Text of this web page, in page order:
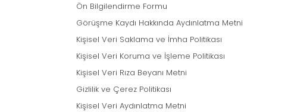
Ön Bilgilendirme Formu
Görüşme Kaydı Hakkında Aydınlatma Metni
Kişisel Veri Saklama ve İmha Politikası
Kişisel Veri Koruma ve İşleme Politikası
Kişisel Veri Rıza Beyanı Metni
Gizlilik ve Çerez Politikası
Kişisel Veri Aydınlatma Metni